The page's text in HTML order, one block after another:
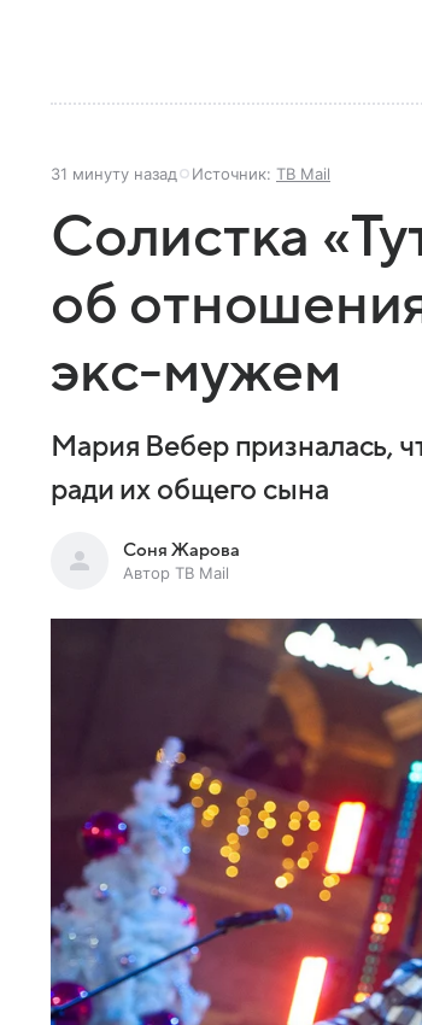
31 минуту назад Источник: ТВ Mail
Солистка
об
экс-мужем
Мария Вебер призналась,
ради их общего сына
Соня Жарова
Автор ТВ Mail